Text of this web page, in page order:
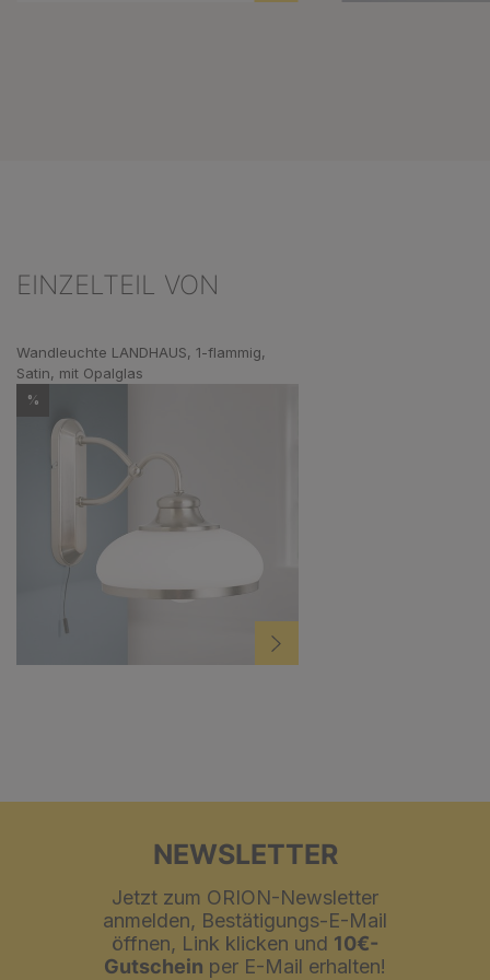
EINZELTEIL VON
Wandleuchte LANDHAUS, 1-flammig,
Satin, mit Opalglas
%
NEWSLETTER
Jetzt zum ORION-Newsletter
anmelden, Bestätigungs-E-Mail
öffnen, Link klicken und 10€-
Gutschein per E-Mail erhalten!